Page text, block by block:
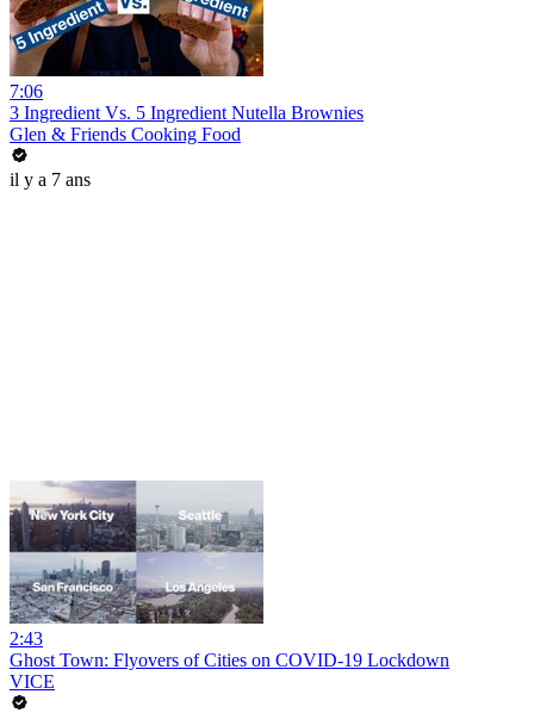
7:06
3 Ingredient Vs. 5 Ingredient Nutella Brownies
Glen & Friends Cooking Food
il y a 7 ans
2:43
Ghost Town: Flyovers of Cities on COVID-19 Lockdown
VICE